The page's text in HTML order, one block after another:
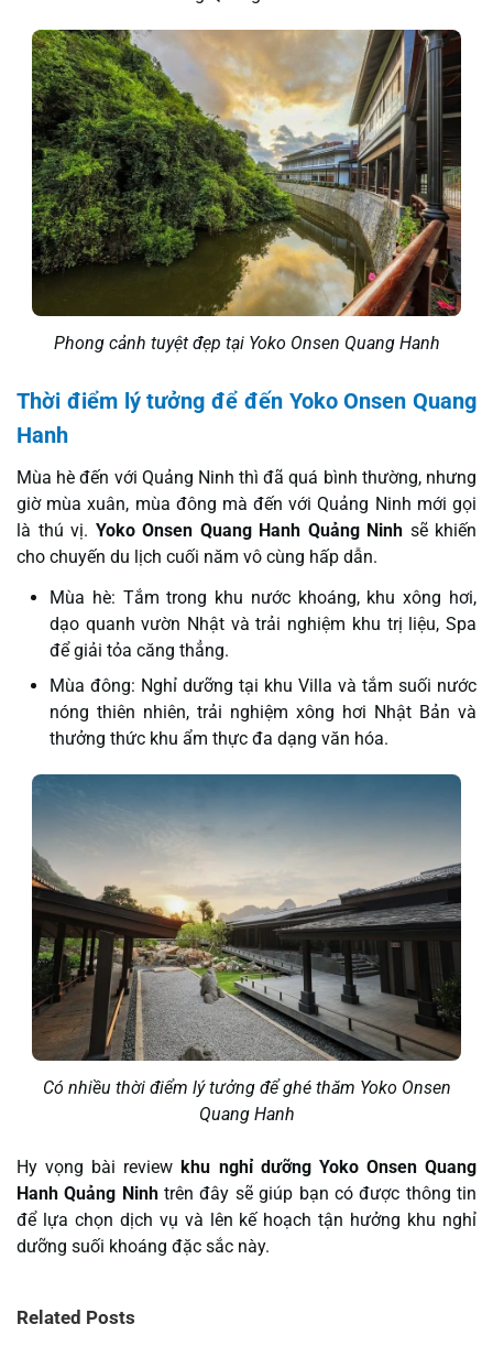
Phong cảnh tuyệt đẹp tại Yoko Onsen Quang Hanh
Thời điểm lý tưởng để đến Yoko Onsen Quang
Hanh
Mùa hè đến với Quảng Ninh thì đã quá bình thường, nhưng
giờ mùa xuân, mùa đông mà đến với Quảng Ninh mới gọi
là thú vị. Yoko Onsen Quang Hanh Quảng Ninh sẽ khiến
cho chuyến du lịch cuối năm vô cùng hấp dẫn.
Mùa hè: Tắm trong khu nước khoáng, khu xông hơi,
dạo quanh vườn Nhật và trải nghiệm khu trị liệu, Spa
để giải tỏa căng thẳng.
Mùa đông: Nghỉ dưỡng tại khu Villa và tắm suối nước
nóng thiên nhiên, trải nghiệm xông hơi Nhật Bản và
thưởng thức khu ẩm thực đa dạng văn hóa.
Có nhiều thời điểm lý tưởng để ghé thăm Yoko Onsen
Quang Hanh
Hy vọng bài review khu nghỉ dưỡng Yoko Onsen Quang
Hanh Quảng Ninhtrên đây sẽ giúp bạn có được thông tin
để lựa chọn dịch vụ và lên kế hoạch tận hưởng khu nghỉ
dưỡng suối khoáng đặc sắc này.
Related Posts